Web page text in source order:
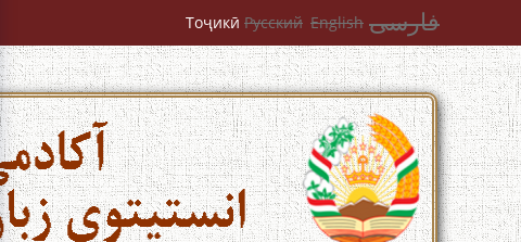
Тоҷикӣ Русский English فارسی